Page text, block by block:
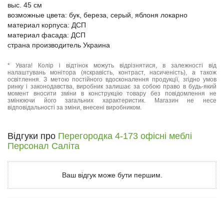
выс. 45 см
возможные цвета: бук, береза, серый, яблоня локарно
материал корпуса: ДСП
материал фасада: ДСП
страна производитель Украина
* Увага! Колір і відтінок можуть відрізнятися, в залежності від
налаштувань монітора (яскравість, контраст, насиченість), а також
освітлення. З метою постійного вдосконалення продукції, згідно умов
ринку і законодавства, виробник залишає за собою право в будь-який
момент вносити зміни в конструкцію товару без повідомлення не
змінюючи його загальних характеристик. Магазин не несе
відповідальності за зміни, внесені виробником.
Відгуки про Перегородка 4-173 офісні меблі
Персонал Саліта
Ваш відгук може бути першим.